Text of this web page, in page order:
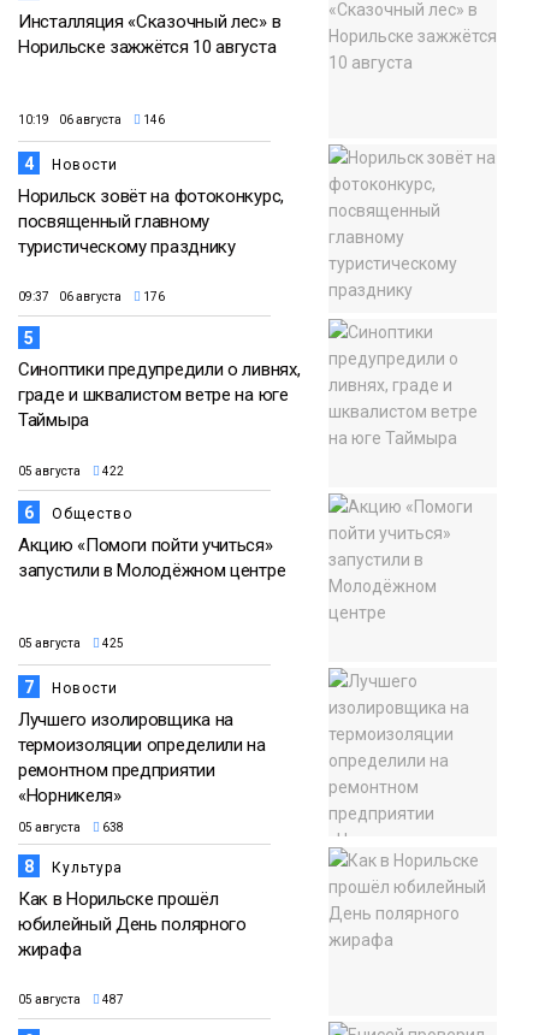
Инсталляция «Сказочный лес» в
Норильске зажжётся 10 августа
10:19 06 августа 146
4 Новости
Норильск зовёт на фотоконкурс,
посвященный главному
туристическому празднику
09:37 06 августа 176
5
Синоптики предупредили о ливнях,
граде и шквалистом ветре на юге
Таймыра
05 августа 422
6 Общество
Акцию «Помоги пойти учиться»
запустили в Молодёжном центре
05 августа 425
7 Новости
Лучшего изолировщика на
термоизоляции определили на
ремонтном предприятии
«Норникеля»
05 августа 638
8 Культура
Как в Норильске прошёл
юбилейный День полярного
жирафа
05 августа 487